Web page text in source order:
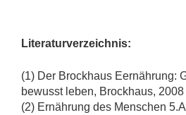
Literaturverzeichnis:
(1) Der Brockhaus Eernährung:
bewusst leben, Brockhaus, 2008
(2) Ernährung des Menschen